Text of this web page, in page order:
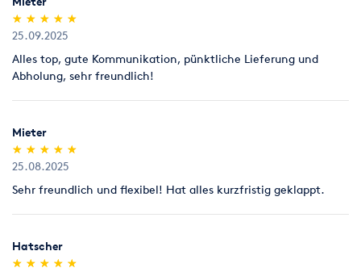
(*)
★
★
(*) ★
★
(*) ★
★
(*) ★
★
(*) ★
★
25.09.2025
Alles top, gute Kommunikation, pünktliche Lieferung und
Abholung, sehr freundlich!
Mieter
(*)
★
★
(*) ★
★
(*) ★
★
(*) ★
★
(*) ★
★
25.08.2025
Sehr freundlich und flexibel! Hat alles kurzfristig geklappt.
Hatscher
(*)
★
★
(*) ★
★
(*) ★
★
(*) ★
★
(*) ★
★